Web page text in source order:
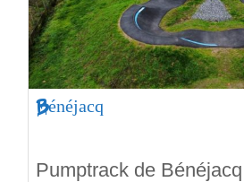
Bénéjacq
Pumptrack de